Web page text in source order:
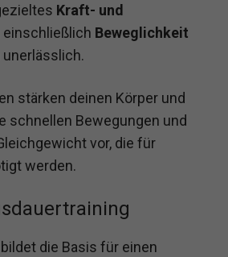
Kraft- und
einschließlich Beweglichkeit
unerlässlich.
stärken deinen Körper und
schnellen Bewegungen und
vor, die für
werden.
bildet die Basis für einen